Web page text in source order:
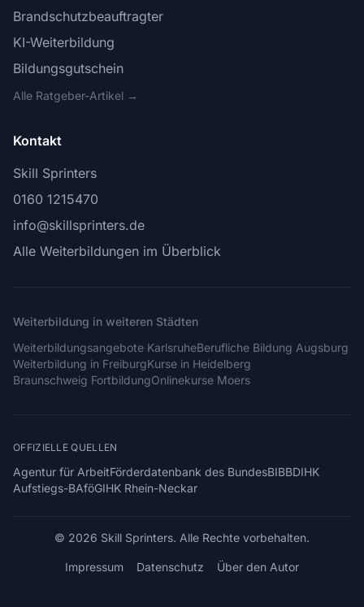
Brandschutzbeauftragter
KI-Weiterbildung
Bildungsgutschein
Alle Ratgeber-Artikel →
Kontakt
Skill Sprinters
0160 1215470
info@skillsprinters.de
Alle Weiterbildungen im Überblick
Weiterbildung in weiteren Städten
Weiterbildungsangebote KarlsruheBerufliche Bildung Augsburg
Weiterbildung in FreiburgKurse in Heidelberg
Braunschweig FortbildungOnlinekurse Moers
OFFIZIELLE QUELLEN
Agentur für ArbeitFörderdatenbank des BundesBIBBDIHK
Aufstiegs-BAföGIHK Rhein-Neckar
© 2026 Skill Sprinters. Alle Rechte vorbehalten.
Impressum Datenschutz Über den Autor